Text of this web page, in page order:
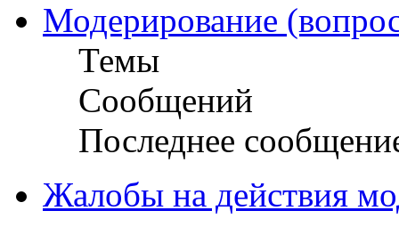
Модерирование
Темы
Сообщений
Последнее
Жалобы на действия